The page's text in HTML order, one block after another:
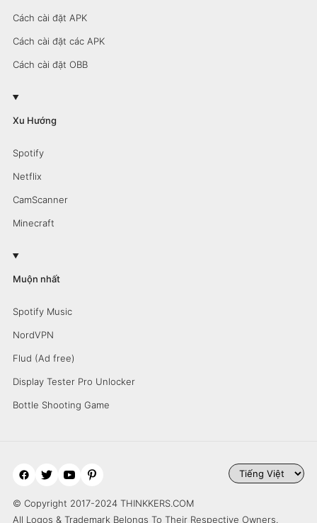
Cách cài đặt APK
Cách cài đặt các APK
Cách cài đặt OBB
Xu Hướng
Spotify
Netflix
CamScanner
Minecraft
Muộn nhất
Spotify Music
NordVPN
Flud (Ad free)
Display Tester Pro Unlocker
Bottle Shooting Game
© Copyright 2017-2024 THINKKERS.COM
All Logos & Trademark Belongs To Their Respective Owners.